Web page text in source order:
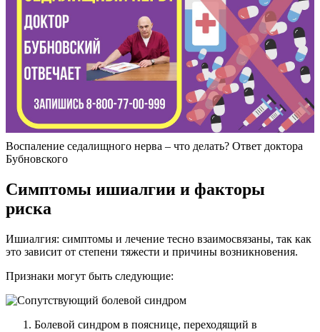
Воспаление седалищного нерва – что делать? Ответ доктора
Бубновского
Симптомы ишиалгии и факторы
риска
Ишиалгия: симптомы и лечение тесно взаимосвязаны, так как
это зависит от степени тяжести и причины возникновения.
Признаки могут быть следующие:
Болевой синдром в пояснице, переходящий в